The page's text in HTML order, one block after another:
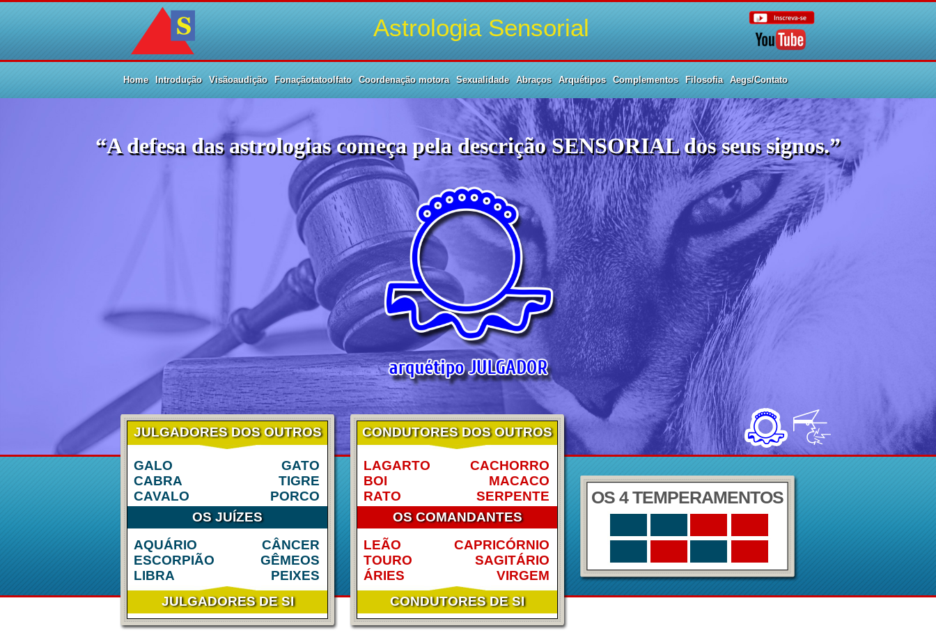
Astrologia Sensorial
Home Introdução Visãoaudição Fonaçãotatoolfato Coordenação motora Sexualidade Abraços Arquétipos Complementos Filosofia Aegs/Contato
“A defesa das astrologias começa pela descrição SENSORIAL dos seus signos.”
JULGADORES DOS OUTROS
GALO
CABRA
CAVALO
GATO
TIGRE
PORCO
OS JUÍZES
AQUÁRIO
ESCORPIÃO
LIBRA
CÂNCER
GÊMEOS
PEIXES
JULGADORES DE SI
CONDUTORES DOS OUTROS
LAGARTO
BOI
RATO
CACHORRO
MACACO
SERPENTE
OS COMANDANTES
LEÃO
TOURO
ÁRIES
CAPRICÓRNIO
SAGITÁRIO
VIRGEM
CONDUTORES DE SI
OS 4 TEMPERAMENTOS